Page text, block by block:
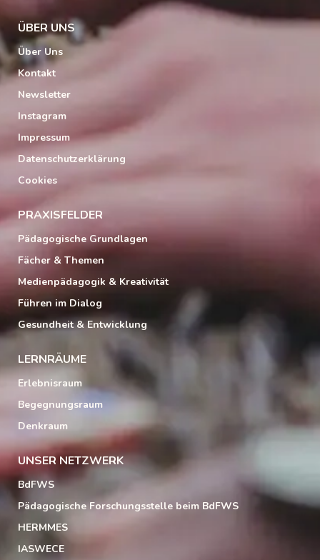
ÜBER UNS
Über Uns
Kontakt
Newsletter
Instagram
Impressum
Datenschutzerklärung
Cookies
PRAXISFELDER
Pädagogische Grundlagen
Fächer & Themen
Medienpädagogik & Kreativität
Führen im Dialog
Gesundheit & Entwicklung
LERNRÄUME
Erlebnisraum
Begegnungsraum
Denkraum
UNSER NETZWERK
BdFWS
Pädagogische Forschungsstelle beim BdFWS
HERMMES
IASWECE